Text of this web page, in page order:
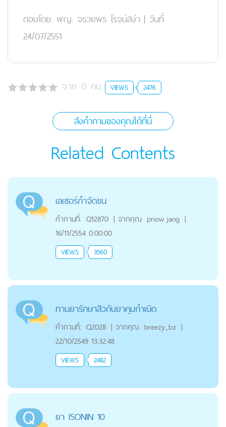
ตอบโดย: พญ. จรวยพร โรจน์สง่า | วันที่
24/07/2551
จาก: 0 คน VIEWS 2476
ส่งคำถามของคุณได้ที่นี่
Related Contents
เลเซอร์กำจัดขน
คำถามที่: Q12870 | จากคุณ priow jang |
16/11/2554 0:00:00
VIEWS 3560
ทานยารักษาสิวกับยาคุมกำเนิด
คำถามที่: Q2028 | จากคุณ breezy_bz |
22/10/2549 13:32:48
VIEWS 2482
ยา ISONIN 10